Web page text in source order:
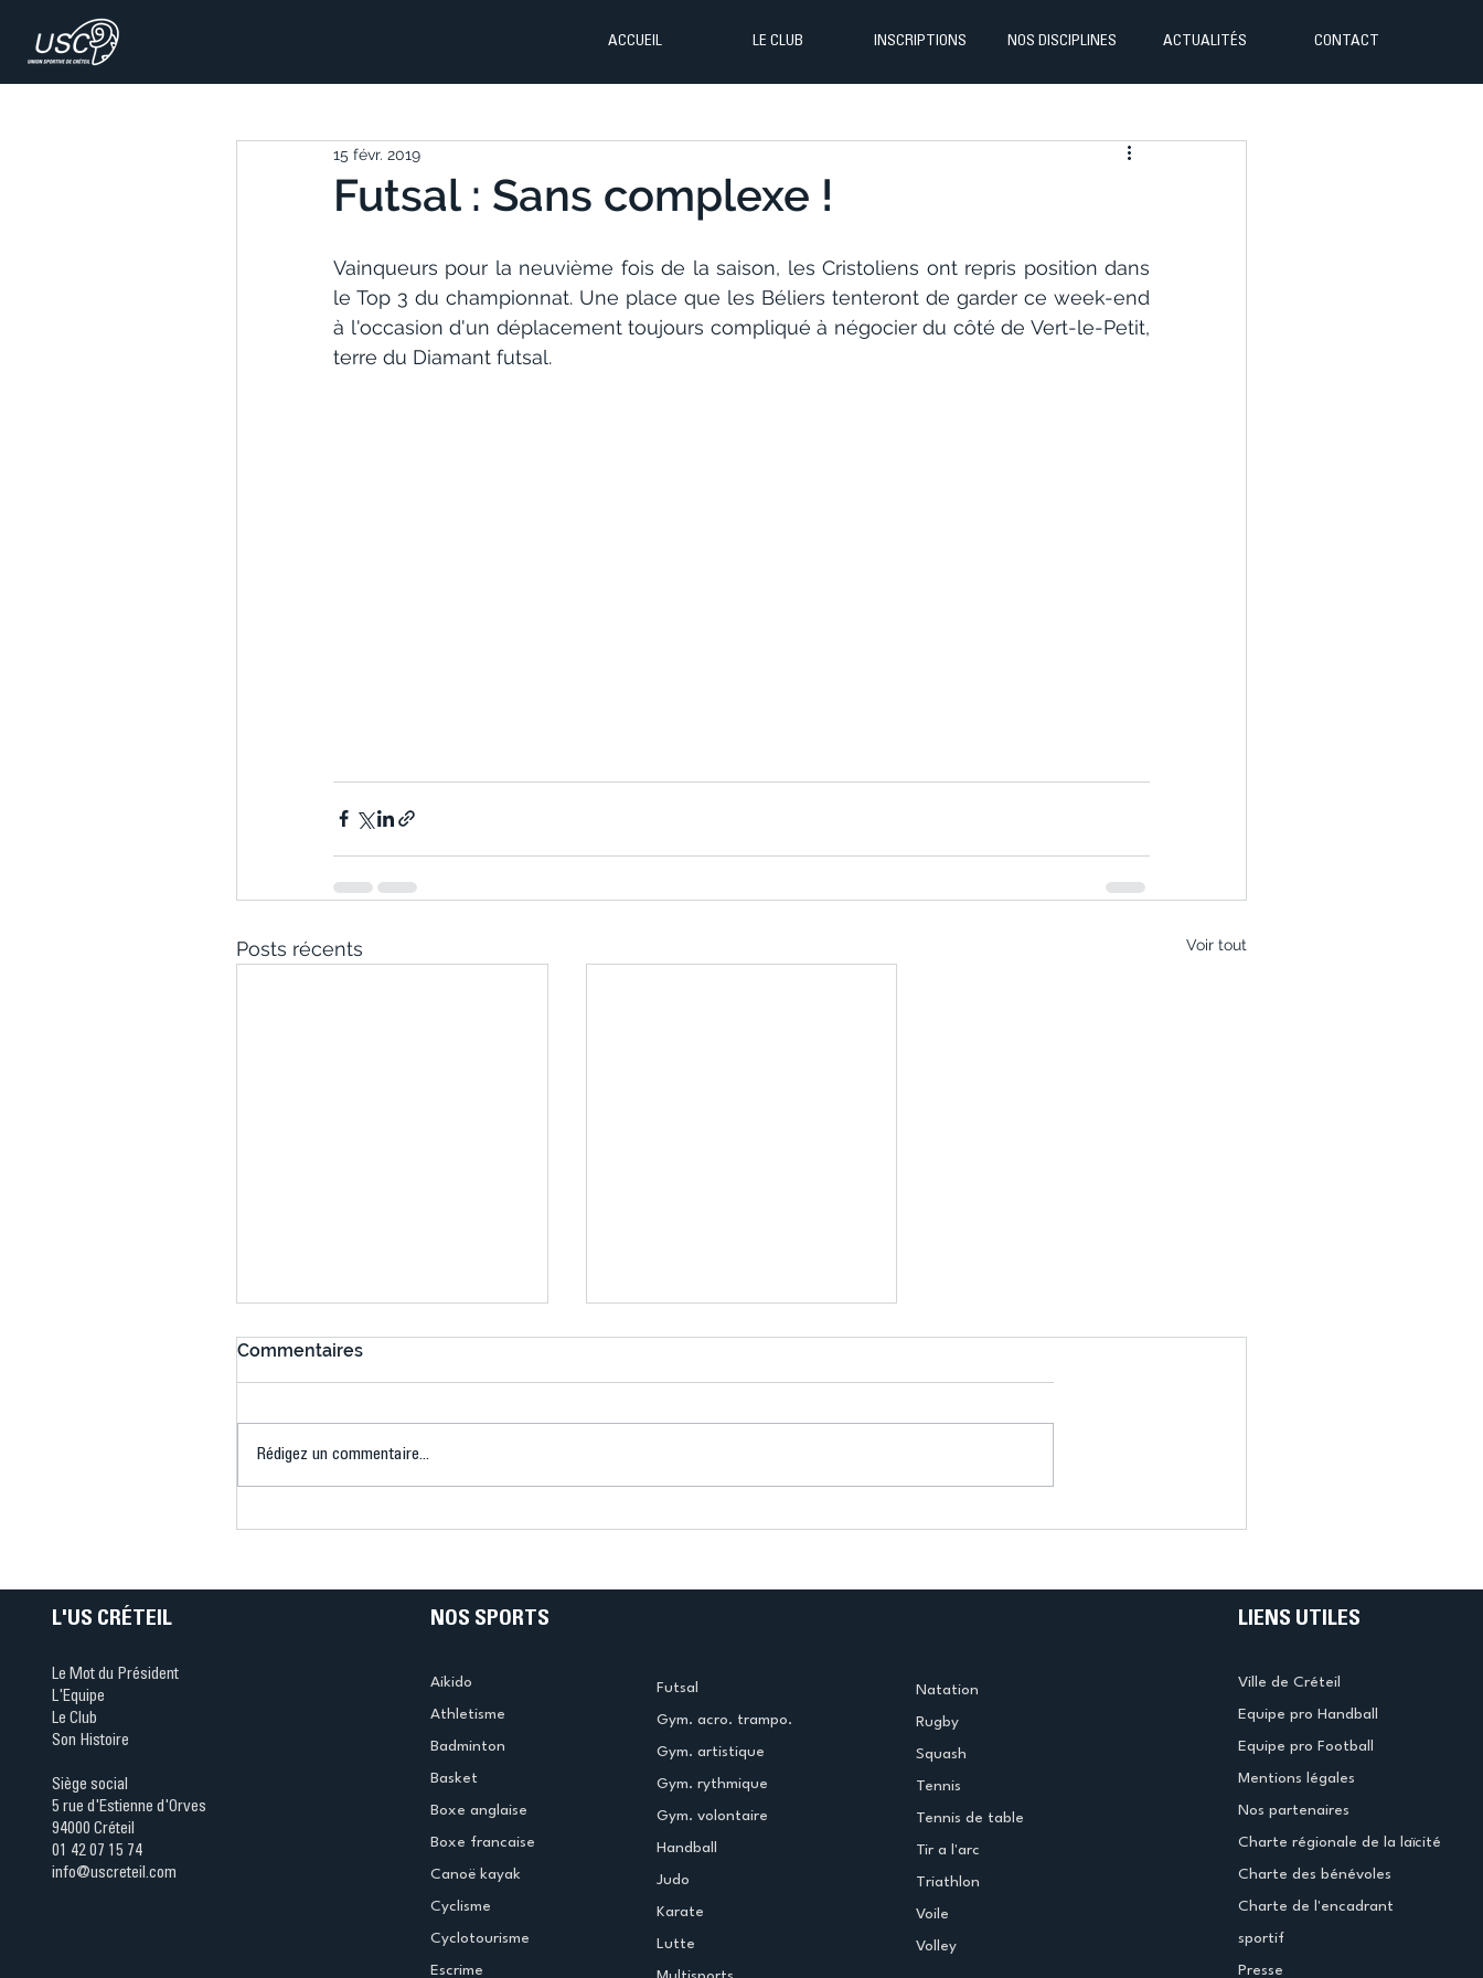
ACCUEIL LE CLUB INSCRIPTIONS NOS DISCIPLINES ACTUALITÉS CONTACT
Futsal : Sans complexe !
15 févr. 2019
Vainqueurs pour la neuvième fois de la saison, les Cristoliens ont repris position dans
le Top 3 du championnat. Une place que les Béliers tenteront de garder ce week-end
à l'occasion d'un déplacement toujours compliqué à négocier du côté de Vert-le-Petit,
terre du Diamant futsal.
Posts récents Voir tout
Commentaires
Rédigez un commentaire...
L'US CRÉTEIL
Le Mot du Président
L'Equipe
Le Club
Son Histoire
Siège social
5 rue d'Estienne d'Orves
94000 Créteil
01 42 07 15 74
info@uscreteil.com
NOS SPORTS
Aikido
Athletisme
Badminton
Basket
Boxe anglaise
Boxe francaise
Canoë kayak
Cyclisme
Cyclotourisme
Escrime
Futsal
Gym. acro. trampo.
Gym. artistique
Gym. rythmique
Gym. volontaire
Handball
Judo
Karate
Lutte
Natation
Rugby
Squash
Tennis
Tennis de table
Tir a l'arc
Triathlon
Voile
Volley
LIENS UTILES
Ville de Créteil
Equipe pro Handball
Equipe pro Football
Mentions légales
Nos partenaires
Charte régionale de la laïcité
Charte des bénévoles
Charte de l'encadrant
sportif
Presse